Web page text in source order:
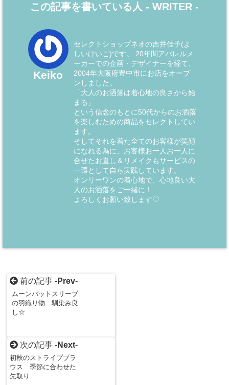
この記事を書いている人 - WRITER -
Keiko
セレクトショップネオの吉井佳子(よ
しいけいこ)です。 20年間アパレルメ
ーカーでの企画・デザイナーを経て、
2004年大阪府豊中市にお店をオープ
ンしました。
「大人のお洒落は着心地の良さから始
まる」
という信念のもとに50代からのお洒落
を楽しむための商品をセレクトしてい
ます。
そしてそれを着た全てのお客様が笑顔
になれる為に、お客様お一人お一人に
合せたお直し＆リメイクもサービスの
一環として自ら実践しています。
オンリーワンの着心地で、心地良い大
人のお洒落をご一緒に！
よろしくお願い致します♡
前の記事 -Prev-
ムーンバットスリーブ
の羽織り物 馴染み良
し☆
次の記事 -Next-
初秋のストライプブラ
ウス 季節に合わせた
先取り